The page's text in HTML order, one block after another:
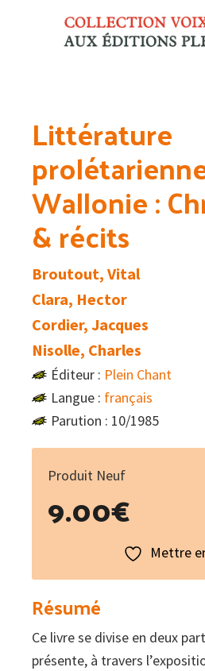
Littérature
Wallonie :
& récits
Broutout, Vital
Clara, Hector
Cordier, Jacques
Nisolle, Charles
Éditeur : Plein Chant
Langue : français
Parution : 10/1985
Produit Neuf
9.00€
Mettre
Résumé
Ce livre se divise en deux
présente, à travers